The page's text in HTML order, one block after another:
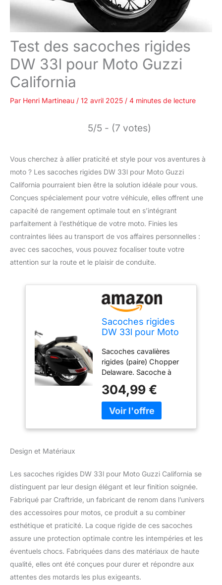
Test des sacoches rigides
DW 33l pour Moto Guzzi
California
Par Henri Martineau / 12 avril 2025 / 4 minutes de lecture
5/5 - (7 votes)
Vous cherchez à allier praticité et style pour vos aventures à
moto ? Les sacoches rigides DW 33l pour Moto Guzzi
California pourraient bien être la solution idéale pour vous.
Conçues spécialement pour votre véhicule, elles offrent une
capacité de rangement optimale tout en s’intégrant
parfaitement à l’esthétique de votre moto. Finies les
contraintes liées au transport de vos affaires personnelles :
avec ces sacoches, vous pouvez focaliser toute votre
attention sur la route et le plaisir de conduite.
Sacoches rigides
DW 33l pour Moto
Sacoches cavalières
rigides (paire) Chopper
Delaware. Sacoche à
un véritable look Bagger
Contenu de la livraison:
bagage à coque rigide (2
chacun 33 litres.
Matériaux: ABS durable
Feux arrières intégrés
option, sans e-
homologation). Bagage
verrouillable pour un
stockage de contenu sûr
Important : Il s'agit d'un
article universel, non
adapté à un modèle
304,99 €
Design et Matériaux
Les sacoches rigides DW 33l pour Moto Guzzi California se
distinguent par leur design élégant et leur finition soignée.
Fabriqué par Craftride, un fabricant de renom dans l’univers
des accessoires pour motos, ce produit a su combiner
esthétique et praticité. La coque rigide de ces sacoches
assure une protection optimale contre les intempéries et les
éventuels chocs. Fabriquées dans des matériaux de haute
qualité, elles ont été conçues pour durer et répondre aux
attentes des motards les plus exigeants.